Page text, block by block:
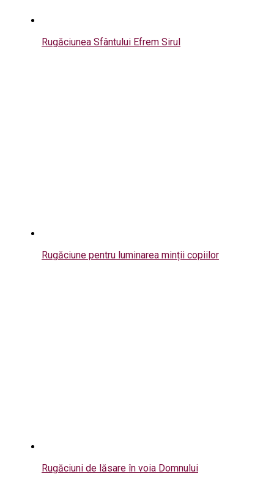
Rugăciunea Sfântului Efrem Sirul
Rugăciune pentru luminarea minții copiilor
Rugăciuni de lăsare în voia Domnului